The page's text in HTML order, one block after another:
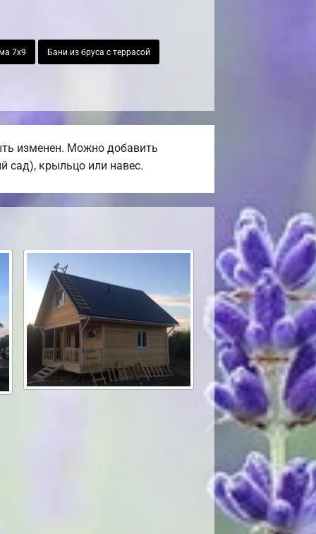
7х9 Бани из бруса с террасой
изменен. Можно добавить
сад), крыльцо или навес.